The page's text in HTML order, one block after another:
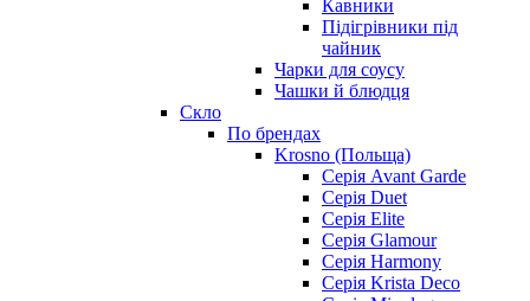
Кавники
Підігрівники під
чайник
Чарки для соусу
Чашки й блюдця
Скло
По брендах
Krosno (Польща)
Серія Avant Garde
Серія Duet
Серія Elite
Серія Glamour
Серія Harmony
Серія Krista Deco